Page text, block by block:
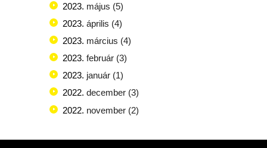
2023. május (5)
2023. április (4)
2023. március (4)
2023. február (3)
2023. január (1)
2022. december (3)
2022. november (2)